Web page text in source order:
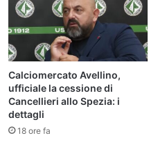
Calciomercato Avellino,
ufficiale la cessione di
Cancellieri allo Spezia: i
dettagli
18 ore fa